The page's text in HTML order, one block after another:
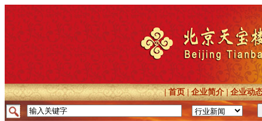
|首页|企业简介|企业动